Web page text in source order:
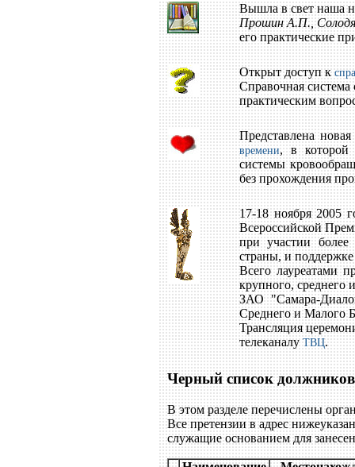
Вышла в свет наша
Прошин А.П.,
его практические
Открыт доступ к
Справочная
практическим
Представлена
времени, в которой
системы
без прохождения
17-18 ноября 2005
Всероссийской
при участии более
страны, и
Всего лауреатами
крупного, среднего
ЗАО "Самара-
Среднего и Малого
Трансляция
телеканалуТВЦ.
Черный список должников
В этом разделе перечислены
Все претензии в адрес
служащие основанием для